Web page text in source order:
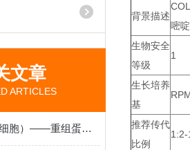
文章
ARTICLES
293T（人胚肾细胞）——重组蛋白与病毒包装的“分子工厂”
背景描述
嘧
生物安全
等级
1
生长培养
基
推荐传代
比例